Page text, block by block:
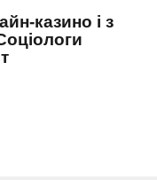
казино і з